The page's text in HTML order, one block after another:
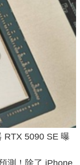
RTX 5090 SE 曝
測！除了 iPhone